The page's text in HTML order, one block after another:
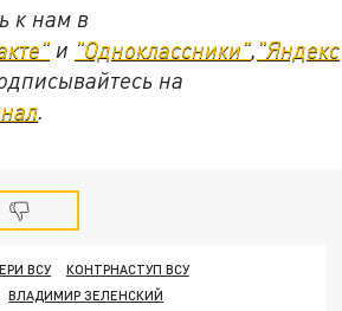
к нам в
и "Одноклассники", "Яндекс
на
.
ВСУ
КОНТРНАСТУП ВСУ
ВЛАДИМИР ЗЕЛЕНСКИЙ